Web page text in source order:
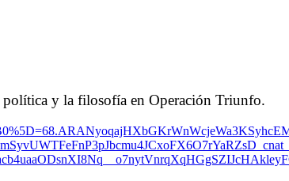
política y la filosofía en Operación Triunfo.